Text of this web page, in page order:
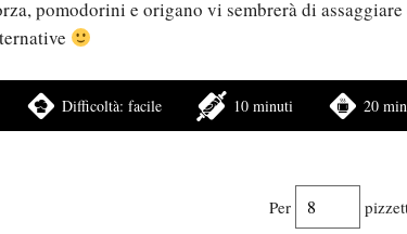
pomodorini e origano vi sembrerà di
Difficoltà:facile 10 minuti 20
Per